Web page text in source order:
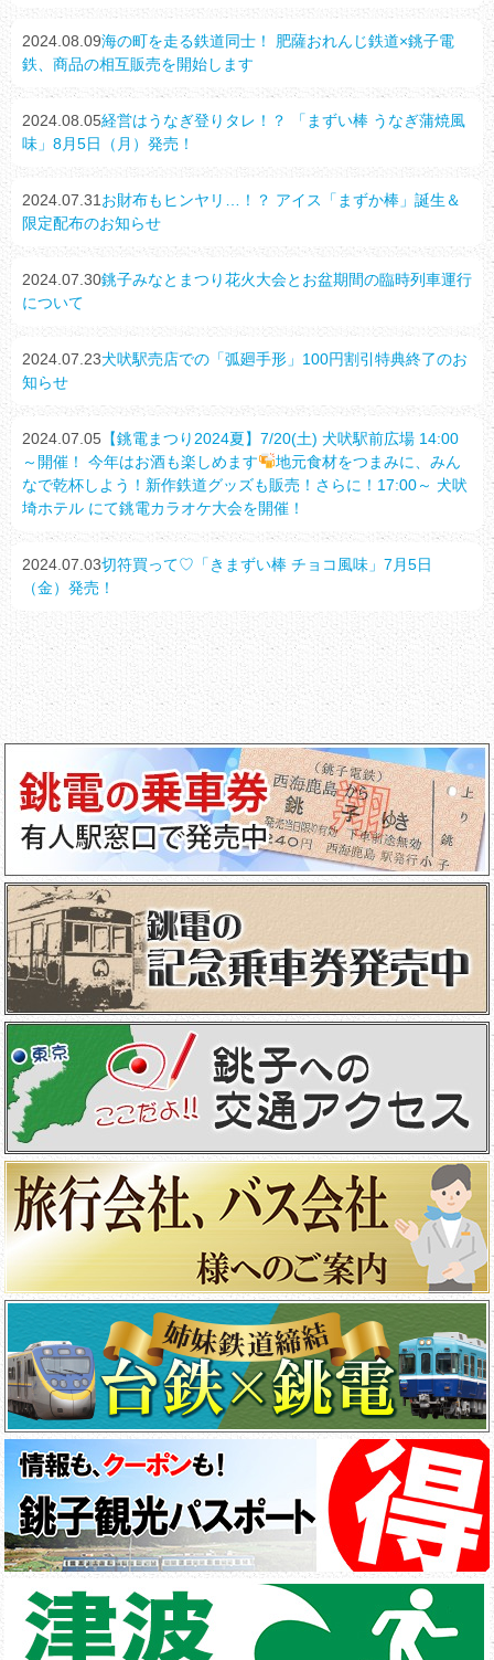
2024.08.09海の町を走る鉄道同士！ 肥薩おれんじ鉄道×銚子電
鉄、商品の相互販売を開始します
2024.08.05経営はうなぎ登りタレ！？ 「まずい棒 うなぎ蒲焼風
味」8月5日（月）発売！
2024.07.31 お財布もヒンヤリ…！？ アイス「まずか棒」誕生＆
限定配布のお知らせ
2024.07.30銚子みなとまつり花火大会とお盆期間の臨時列車運行
について
2024.07.23犬吠駅売店での「弧廻手形」100円割引特典終了のお
知らせ
2024.07.05 【銚電まつり2024夏】7/20(土) 犬吠駅前広場 14:00
～開催！ 今年はお酒も楽しめます
地元食材をつまみに、みん
なで乾杯しよう！新作鉄道グッズも販売！さらに！17:00～ 犬吠
埼ホテル にて銚電カラオケ大会を開催！
2024.07.03切符買って♡「きまずい棒 チョコ風味」7月5日
（金）発売！